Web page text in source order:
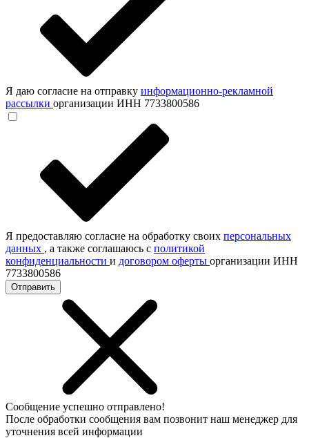
Я даю согласие на отправку информационно-рекламной
рассылки организации ИНН 7733800586
Я предоставляю согласие на обработку своих персональных
данных , а также соглашаюсь с политикой
конфиденциальности и договором оферты организации ИНН
7733800586
Отправить
Сообщение успешно отправлено!
После обработки сообщения вам позвонит наш менеджер для
уточнения всей информации